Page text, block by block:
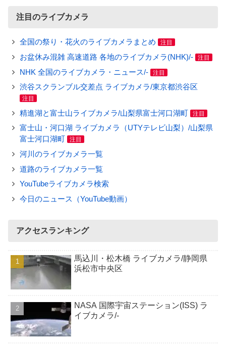
注目のライブカメラ
全国の祭り・花火のライブカメラまとめ 注目
お盆休み混雑 高速道路 各地のライブカメラ(NHK)/- 注目
NHK 全国のライブカメラ・ニュース/- 注目
渋谷スクランブル交差点 ライブカメラ/東京都渋谷区
注目
精進湖と富士山ライブカメラ/山梨県富士河口湖町 注目
富士山・河口湖 ライブカメラ（UTYテレビ山梨）/山梨県
富士河口湖町
注目
河川のライブカメラ一覧
道路のライブカメラ一覧
YouTubeライブカメラ検索
今日のニュース（YouTube動画）
アクセスランキング
馬込川・松木橋 ライブカメラ/静岡県
浜松市中央区
NASA 国際宇宙ステーション(ISS) ラ
イブカメラ/-